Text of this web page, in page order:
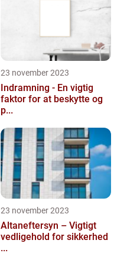
23 november 2023
Indramning - En vigtig
faktor for at beskytte og
p...
23 november 2023
Altaneftersyn – Vigtigt
vedligehold for sikkerhed
...